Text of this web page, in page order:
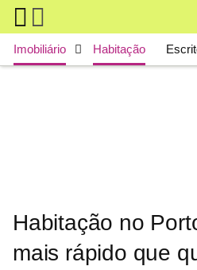
Skip to main content
Main navigation
Imobiliário Habitação
Habitação no
mais rápido que